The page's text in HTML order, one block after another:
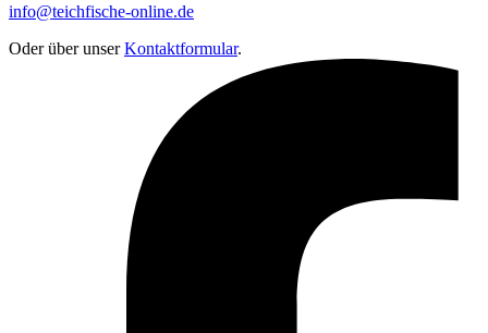
info@teichfische-online.de
Oder über unserKontaktformular.